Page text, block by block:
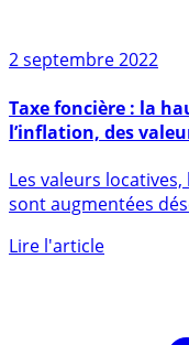
2 septembre 2022
Taxe foncière : la
l’inflation, des
sont augmentées